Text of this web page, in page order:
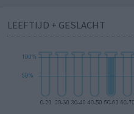
LEEFTIJD + GESLACHT